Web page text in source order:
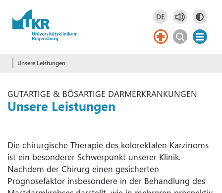
Springe zum Hauptinhalt DE
Deutsch
DE
Unsere Leistungen
GUTARTIGE & BÖSARTIGE DARMERKRANKUNGEN
Unsere Leistungen
Die chirurgische Therapie des kolorektalen Karzinoms
ist ein besonderer Schwerpunkt unserer Klinik.
Nachdem der Chirurg einen gesicherten
Prognosefaktor insbesondere in der Behandlung des